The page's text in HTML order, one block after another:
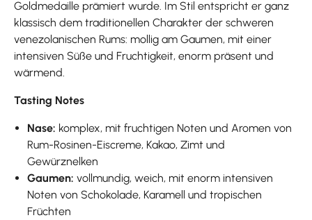
Goldmedaille prämiert wurde. Im Stil entspricht er ganz
klassisch dem traditionellen Charakter der schweren
venezolanischen Rums: mollig am Gaumen, mit einer
intensiven Süße und Fruchtigkeit, enorm präsent und
wärmend.
Tasting Notes
Nase: komplex, mit fruchtigen Noten und Aromen von
Rum-Rosinen-Eiscreme, Kakao, Zimt und
Gewürznelken
Gaumen:vollmundig, weich, mit enorm intensiven
Noten von Schokolade, Karamell und tropischen
Früchten